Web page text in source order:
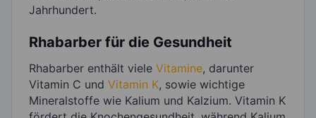
Jahrhundert.
Rhabarber für die Gesundheit
Rhabarber enthält viele Vitamine, darunter
Vitamin C und Vitamin K, sowie wichtige
Mineralstoffe wie Kalium und Kalzium. Vitamin K